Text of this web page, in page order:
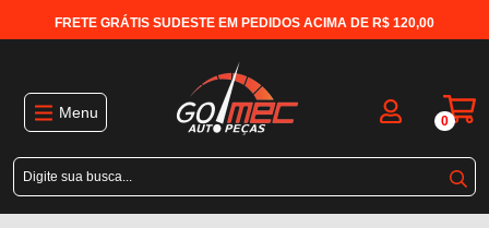
FRETE GRÁTIS SUDESTE EM PEDIDOS ACIMA DE R$ 120,00
Menu 0